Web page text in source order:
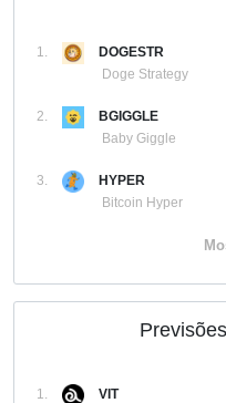
1.
DOGESTR
Doge Strategy
2.
BGIGGLE
Baby Giggle
3.
HYPER
Bitcoin Hyper
1.
VIT